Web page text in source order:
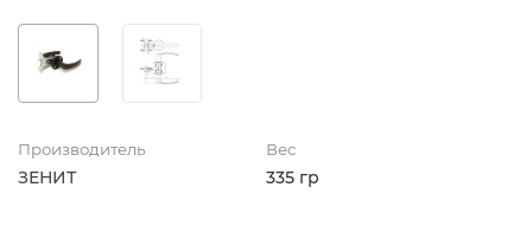
Производитель
ЗЕНИТ
Вес
335 гр